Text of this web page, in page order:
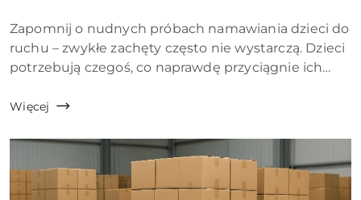
Treść
artykułu:
Zapomnij o nudnych próbach namawiania dzieci do
ruchu – zwykłe zachęty często nie wystarczą. Dzieci
potrzebują czegoś, co naprawdę przyciągnie ich
zabawą. Sprzęt sportowy dla dzieci może być ty...
Więcej